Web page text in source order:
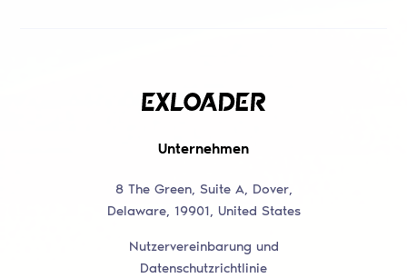
Unternehmen
8 The Green, Suite A, Dover,
Delaware, 19901, United States
Nutzervereinbarung und
Datenschutzrichtlinie